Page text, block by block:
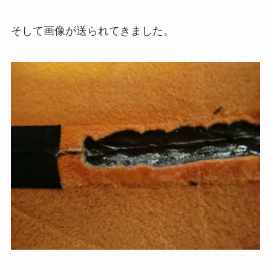
そして画像が送られてきました。